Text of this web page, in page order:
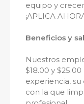
equipo y
¡APLICA
Beneficios y
Nuestros
$18.00 y
experiencia,
con la que